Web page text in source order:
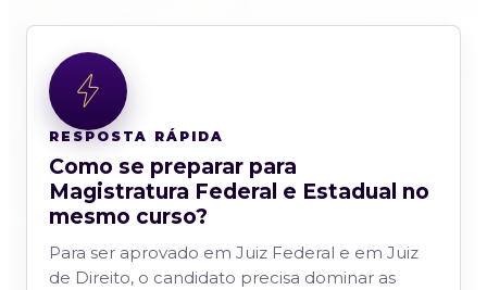
RESPOSTA RÁPIDA
Como se preparar para
Magistratura Federal e Estadual no
mesmo curso?
Para ser aprovado em Juiz Federal e em Juiz
de Direito, o candidato precisa dominar as